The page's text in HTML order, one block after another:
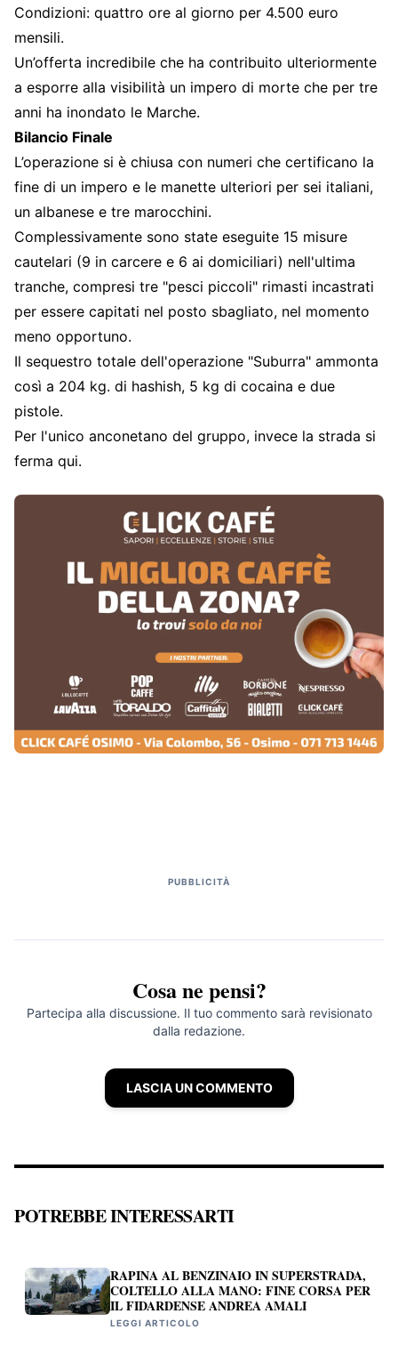
Condizioni: quattro ore al giorno per 4.500 euro
mensili.
Un’offerta incredibile che ha contribuito ulteriormente
a esporre alla visibilità un impero di morte che per tre
anni ha inondato le Marche.
Bilancio Finale
L’operazione si è chiusa con numeri che certificano la
fine di un impero e le manette ulteriori per sei italiani,
un albanese e tre marocchini.
Complessivamente sono state eseguite 15 misure
cautelari (9 in carcere e 6 ai domiciliari) nell'ultima
tranche, compresi tre "pesci piccoli" rimasti incastrati
per essere capitati nel posto sbagliato, nel momento
meno opportuno.
Il sequestro totale dell'operazione "Suburra" ammonta
così a 204 kg. di hashish, 5 kg di cocaina e due
pistole.
Per l'unico anconetano del gruppo, invece la strada si
ferma qui.
PUBBLICITÀ
Cosa ne pensi?
Partecipa alla discussione. Il tuo commento sarà revisionato
dalla redazione.
LASCIA UN COMMENTO
POTREBBE INTERESSARTI
RAPINA AL BENZINAIO IN SUPERSTRADA,
COLTELLO ALLA MANO: FINE CORSA PER
IL FIDARDENSE ANDREA AMALI
LEGGI ARTICOLO